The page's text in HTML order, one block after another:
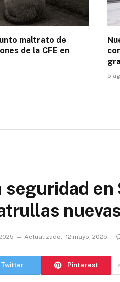
maltrato de
de la CFE en
5
seguridad
Actualizado: 12 mayo, 2025
Twitter Pinterest